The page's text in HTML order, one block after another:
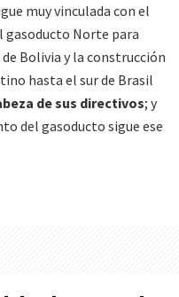
muy vinculada con el
gasoducto Norte para
Bolivia y la construcción
hasta el sur de Brasil
de sus directivos; y
del gasoducto sigue ese